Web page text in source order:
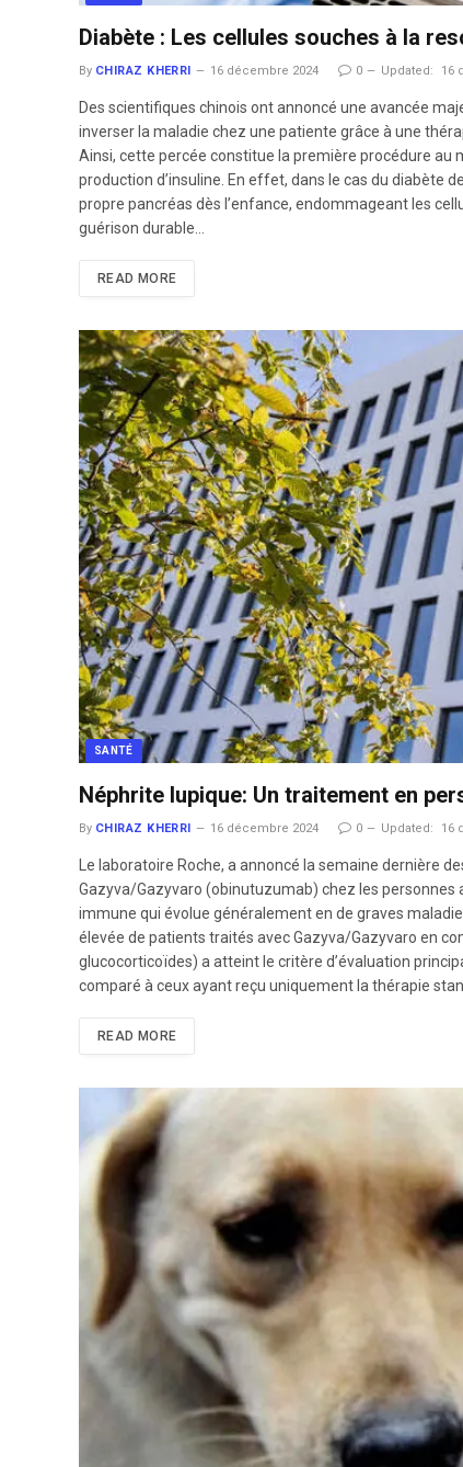
Diabète : Les cellules souches à la
By CHIRAZ KHERRI 16 décembre 2024 0 Updated: 16
Des scientifiques chinois ont annoncé une avancée
inverser la maladie chez une patiente grâce à une
Ainsi, cette percée constitue la première procédure au
production d’insuline. En effet, dans le cas du diabète
propre pancréas dès l’enfance, endommageant les
guérison durable…
READ MORE
SANTÉ
Néphrite lupique: Un traitement en
By CHIRAZ KHERRI 16 décembre 2024 0 Updated: 16
Le laboratoire Roche, a annoncé la semaine dernière
Gazyva/Gazyvaro (obinutuzumab) chez les
immune qui évolue généralement en de graves
élevée de patients traités avec Gazyva/Gazyvaro en
glucocorticoïdes) a atteint le critère d’évaluation
comparé à ceux ayant reçu uniquement la thérapie
READ MORE